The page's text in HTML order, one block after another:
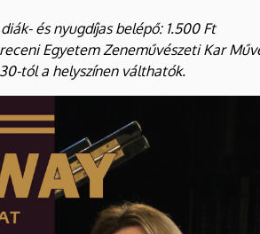
és nyugdíjas belépő: 1.500 Ft
Egyetem Zeneművészeti Kar
tól a helyszínen válthatók.